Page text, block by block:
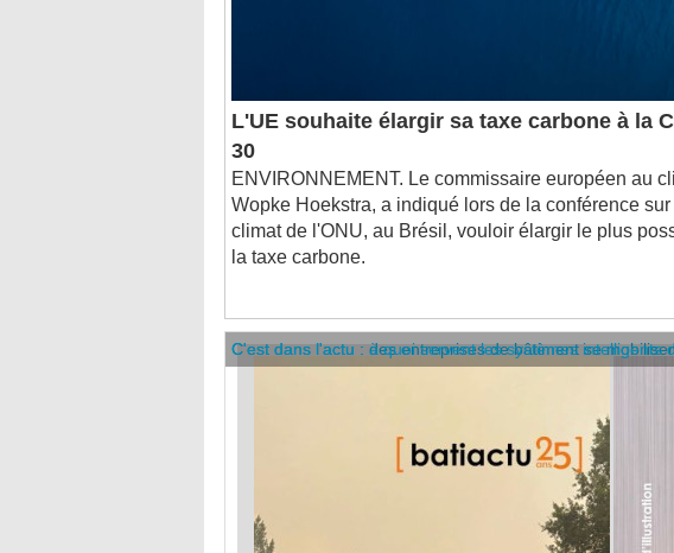
L'UE souhaite élargir sa taxe carbone à la
30
ENVIRONNEMENT. Le commissaire européen au
Wopke Hoekstra, a indiqué lors de la conférence
climat de l'ONU, au Brésil, vouloir élargir le plus
la taxe carbone.
C'est dans l'actu : des entreprises de bâtiment se
C'est dans l'actu : à quoi servent les systèmes intelligents